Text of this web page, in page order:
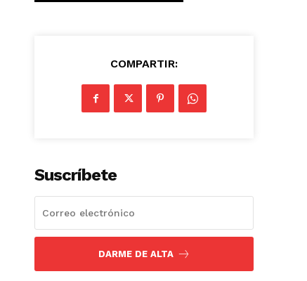
COMPARTIR:
Suscríbete
DARME DE ALTA